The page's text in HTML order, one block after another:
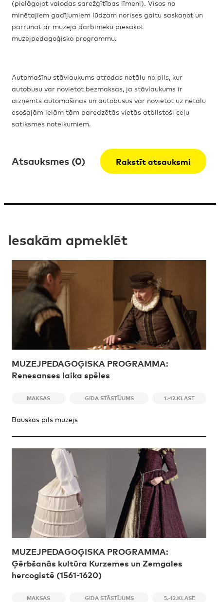
(pielāgojot valodas sarežģītības līmeni). Visos no
minētajiem gadījumiem lūdzam norises gaitu saskaņot un
pārrunāt ar muzeja darbinieku piesakot
muzejpedagoģisko programmu.
Automašīnu stāvlaukums atrodas netālu no pils, kur
autobusu var novietot bezmaksas, ja stāvlaukums ir
aizņemts automašīnas un autobusus var novietot uz netālu
esošajām ielām tām paredzētās vietās atbilstoši ceļu
satiksmes noteikumiem.
Atsauksmes (0) Rakstīt atsauksmi
Iesakām apmeklēt
MUZEJPEDAGOĢISKA PROGRAMMA:
Renesanses laika spēles
MAKSAS GIDA STĀSTĪJUMS 1.-12.KLASE
Bauskas pils muzejs
MUZEJPEDAGOĢISKA PROGRAMMA:
Ģērbšanās kultūra Kurzemes un Zemgales
hercogistē (1561-1620)
MAKSAS GIDA STĀSTĪJUMS 5.-12.KLASE